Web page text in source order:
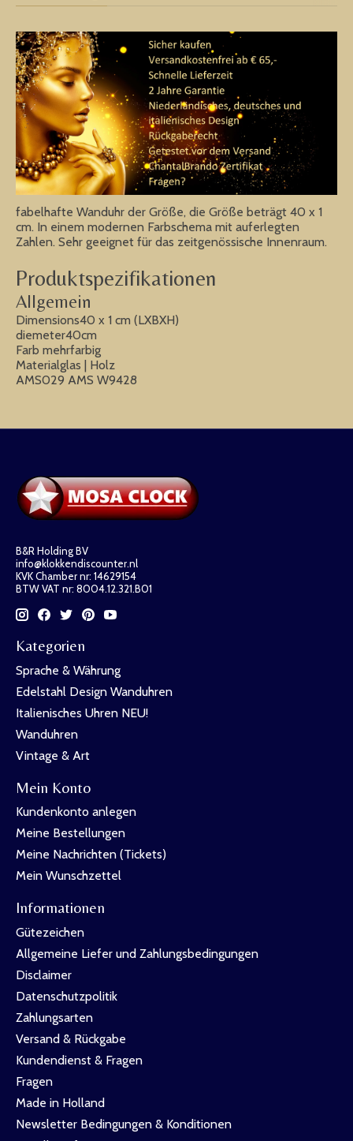
fabelhafte Wanduhr der Größe, die Größe beträgt 40 x 1
cm. In einem modernen Farbschema mit auferlegten
Zahlen. Sehr geeignet für das zeitgenössische Innenraum.
Produktspezifikationen
Allgemein
Dimensions40 x 1 cm (LXBXH)
diemeter40cm
Farb mehrfarbig
Materialglas | Holz
AMS029 AMS W9428
B&R Holding BV
info@klokkendiscounter.nl
KVK Chamber nr: 14629154
BTW VAT nr: 8004.12.321.B01
Kategorien
Sprache & Währung
Edelstahl Design Wanduhren
Italienisches Uhren NEU!
Wanduhren
Vintage & Art
Mein Konto
Kundenkonto anlegen
Meine Bestellungen
Meine Nachrichten (Tickets)
Mein Wunschzettel
Informationen
Gütezeichen
Allgemeine Liefer und Zahlungsbedingungen
Disclaimer
Datenschutzpolitik
Zahlungsarten
Versand & Rückgabe
Kundendienst & Fragen
Fragen
Made in Holland
Newsletter Bedingungen & Konditionen